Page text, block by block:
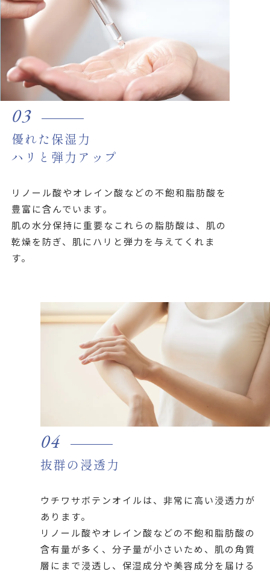
03
優れた保湿力
ハリと弾力アップ
リノール酸やオレイン酸などの不飽和脂肪酸を
豊富に含んでいます。
肌の水分保持に重要なこれらの脂肪酸は、肌の
乾燥を防ぎ、肌にハリと弾力を与えてくれま
す。
04
抜群の浸透力
ウチワサボテンオイルは、非常に高い浸透力が
あります。
リノール酸やオレイン酸などの不飽和脂肪酸の
含有量が多く、分子量が小さいため、肌の角質
層にまで浸透し、保湿成分や美容成分を届ける